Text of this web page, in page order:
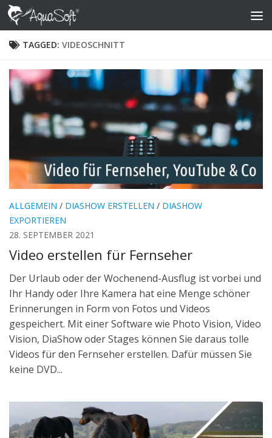
Skip to content
TAGGED: VIDEOSCHNITT
ALLGEMEIN / DIASHOW ERSTELLEN / DIASHOW
EXPORTIEREN
28. SEPTEMBER 2021
Video erstellen für Fernseher
Der Urlaub oder der Wochenend-Ausflug ist vorbei und
Ihr Handy oder Ihre Kamera hat eine Menge schöner
Erinnerungen in Form von Fotos und Videos
gespeichert. Mit einer Software wie Photo Vision, Video
Vision, DiaShow oder Stages können Sie daraus tolle
Videos für den Fernseher erstellen. Dafür müssen Sie
keine DVD...